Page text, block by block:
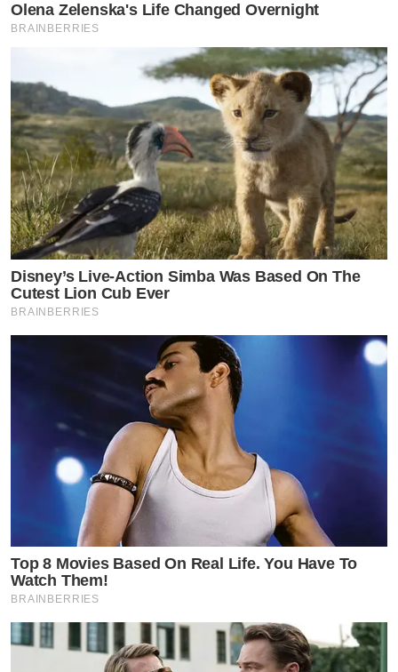
Olena Zelenska's Life Changed Overnight
BRAINBERRIES
Disney’s Live-Action Simba Was Based On The
Cutest Lion Cub Ever
BRAINBERRIES
Top 8 Movies Based On Real Life. You Have To
Watch Them!
BRAINBERRIES